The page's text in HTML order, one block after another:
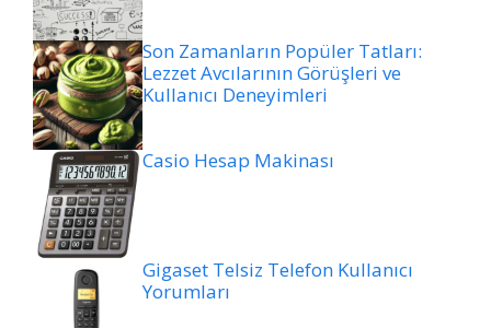
Son Zamanların Popüler Tatları:
Lezzet Avcılarının Görüşleri ve
Kullanıcı Deneyimleri
Casio Hesap Makinası
Gigaset Telsiz Telefon Kullanıcı
Yorumları